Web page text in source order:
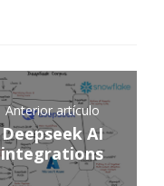
Anterior artículo
Deepseek AI
integrations